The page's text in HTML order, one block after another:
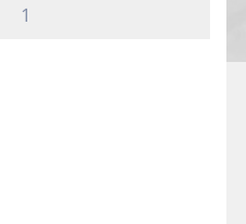
1